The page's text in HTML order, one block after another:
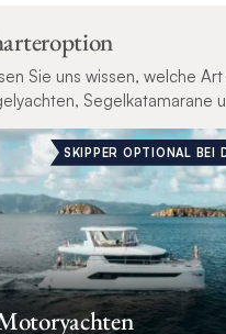
Sie uns wissen, welche
Segelkatamarane
SKIPPER OPTIONAL BEI